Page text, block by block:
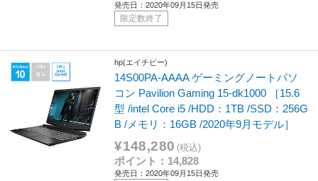
発売日：2020年09月15日発売
限定数終了
hp(エイチピー)
14S00PA-AAAA ゲーミングノートパソ
コン Pavilion Gaming 15-dk1000 ［15.6
型 /intel Core i5 /HDD：1TB /SSD：256G
B /メモリ：16GB /2020年9月モデル］
¥148,280 (税込)
ポイント：14,828
発売日：2020年09月15日発売